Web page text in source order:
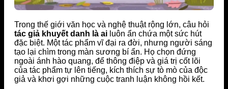
Trong thế giới văn học và nghệ thuật rộng lớn, câu hỏi
tác giả khuyết danh là ai luôn ẩn chứa một sức hút
đặc biệt. Một tác phẩm vĩ đại ra đời, nhưng người sáng
tạo lại chìm trong màn sương bí ẩn. Họ chọn đứng
ngoài ánh hào quang, để thông điệp và giá trị cốt lõi
của tác phẩm tự lên tiếng, kích thích sự tò mò của độc
giả và khơi gợi những cuộc tranh luận không hồi kết.